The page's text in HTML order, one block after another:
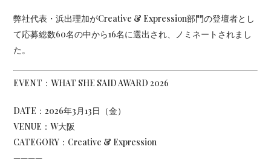
弊社代表・浜出理加がCreative & Expression部門の登壇者とし
て応募総数60名の中から16名に選出され、ノミネートされまし
た。
EVENT：WHAT SHE SAID AWARD 2026
DATE：2026年3月13日（金）
VENUE：W大阪
CATEGORY： Creative & Expression
————